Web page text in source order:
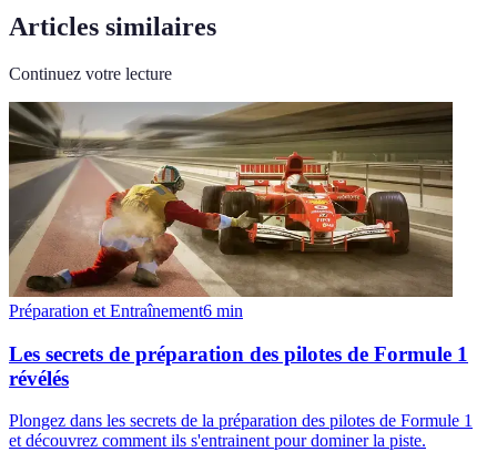
Articles similaires
Continuez votre lecture
Préparation et Entraînement6 min
Les secrets de préparation des pilotes de Formule 1
révélés
Plongez dans les secrets de la préparation des pilotes de Formule 1
et découvrez comment ils s'entrainent pour dominer la piste.